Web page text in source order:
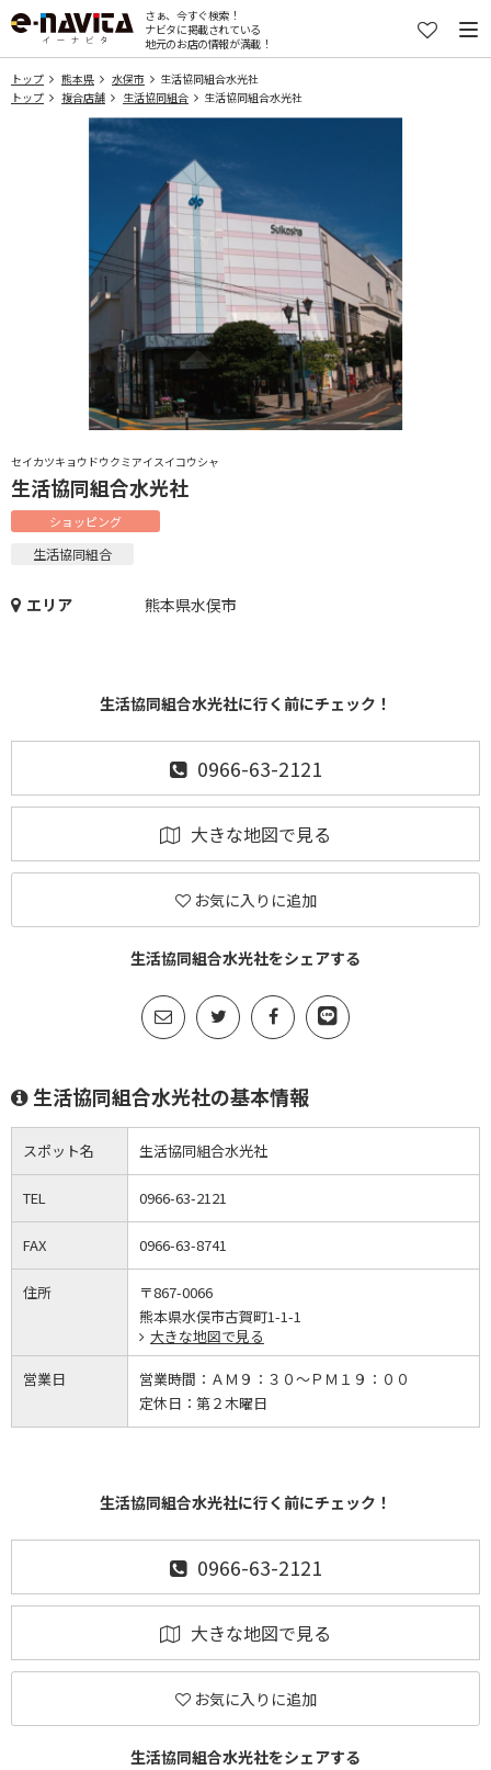
さぁ、今すぐ検索！
ナビタに掲載されている
地元のお店の情報が満載！
トップ 熊本県 水俣市
生活協同組合水光社
トップ
複合店舗 生活協同組合 生活協同組合水光社
セイカツキョウドウクミアイスイコウシャ
生活協同組合水光社
ショッピング
生活協同組合
エリア 熊本県水俣市
生活協同組合水光社に行く前にチェック！
0966-63-2121
大きな地図で見る
お気に入りに追加
生活協同組合水光社をシェアする
生活協同組合水光社の基本情報
スポット名 生活協同組合水光社
TEL 0966-63-2121
FAX 0966-63-8741
住所
〒867-0066
熊本県水俣市古賀町1-1-1
大きな地図で見る
営業日 営業時間： ＡＭ９：３０～ＰＭ１９：００
定休日： 第２木曜日
生活協同組合水光社に行く前にチェック！
0966-63-2121
大きな地図で見る
お気に入りに追加
生活協同組合水光社をシェアする